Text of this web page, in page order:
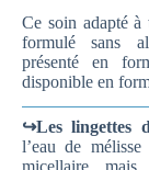
Ce soin adapté à
formulé sans
présenté en
disponible en
↪Les lingettes
l’eau de